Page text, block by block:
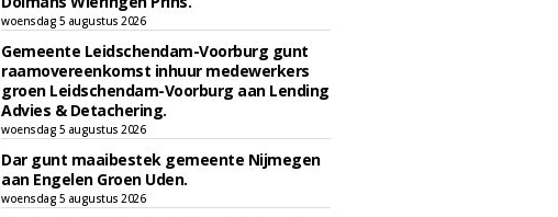
woensdag 5 augustus 2026
Gemeente Leidschendam-Voorburg gunt
raamovereenkomst inhuur medewerkers
groen Leidschendam-Voorburg aan Lending
Advies & Detachering.
woensdag 5 augustus 2026
Dar gunt maaibestek gemeente Nijmegen
aan Engelen Groen Uden.
woensdag 5 augustus 2026